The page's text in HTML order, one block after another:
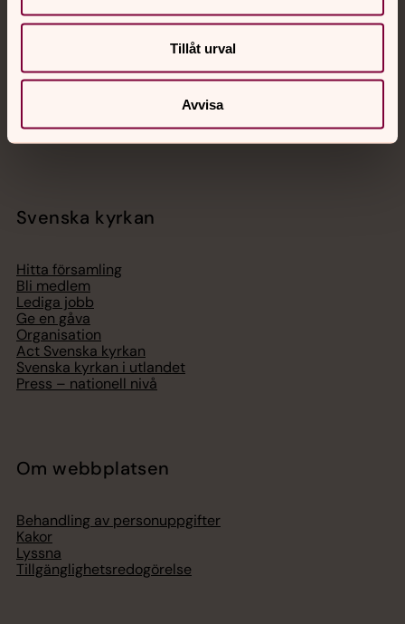
Tillåt urval
Avvisa
Akut samtals- och krisstöd. Prata eller chatta anonymt
med en präst på kvällar och nätter.
Chatt
Telefon 112
Svenska kyrkan
Hitta församling
Bli medlem
Lediga jobb
Ge en gåva
Organisation
Act Svenska kyrkan
Svenska kyrkan i utlandet
Press – nationell nivå
Om webbplatsen
Behandling av personuppgifter
Kakor
Lyssna
Tillgänglighetsredogörelse